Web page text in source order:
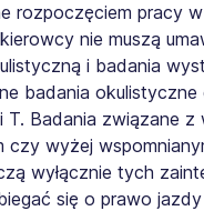
rozpoczęciem pracy
nie muszą
i badania
badania
i T. Badania związane z
czy wyżej
wyłącznie tych
się o prawo